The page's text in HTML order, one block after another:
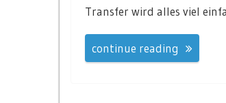
Transfer wird alles viel
continue reading